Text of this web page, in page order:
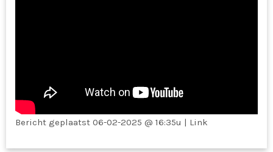
Bericht geplaatst 06-02-2025 @ 16:35u | Link